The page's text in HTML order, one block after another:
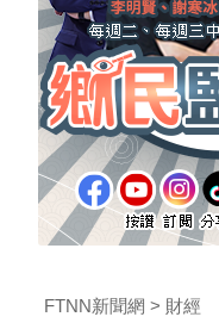
FTNN新聞網 財經